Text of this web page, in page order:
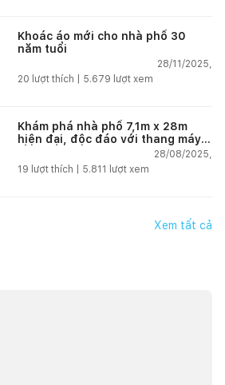
Khoác áo mới cho nhà phố 30
năm tuổi
28/11/2025,
20 lượt thích | 5.679 lượt xem
Khám phá nhà phố 7,1m x 28m
hiện đại, độc đáo với thang máy
lồng kính và sân vườn tại Hải
Phòng
28/08/2025,
19 lượt thích | 5.811 lượt xem
Xem tất cả